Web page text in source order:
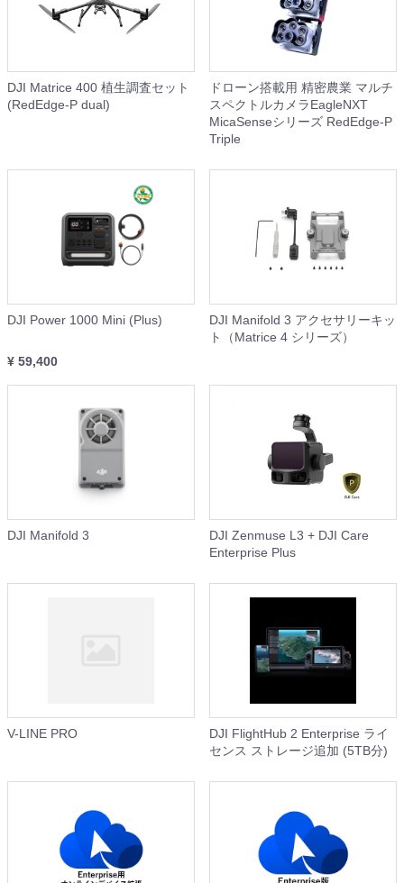
DJI Matrice 400 植生調査セット
(RedEdge-P dual)
ドローン搭載用 精密農業 マルチ
スペクトルカメラEagleNXT
MicaSenseシリーズ RedEdge-P
Triple
DJI Power 1000 Mini (Plus)
¥ 59,400
DJI Manifold 3 アクセサリーキッ
ト（Matrice 4 シリーズ）
DJI Manifold 3
DJI Zenmuse L3 + DJI Care
Enterprise Plus
V-LINE PRO
DJI FlightHub 2 Enterprise ライ
センス ストレージ追加 (5TB分)